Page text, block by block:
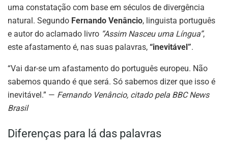
uma constatação com base em séculos de divergência
natural. Segundo Fernando Venâncio, linguista português
e autor do aclamado livro “Assim Nasceu uma Língua”,
este afastamento é, nas suas palavras, “inevitável”.
“Vai dar-se um afastamento do português europeu. Não
sabemos quando é que será. Só sabemos dizer que isso é
inevitável.” — Fernando Venâncio, citado pela BBC News
Brasil
Diferenças para lá das palavras